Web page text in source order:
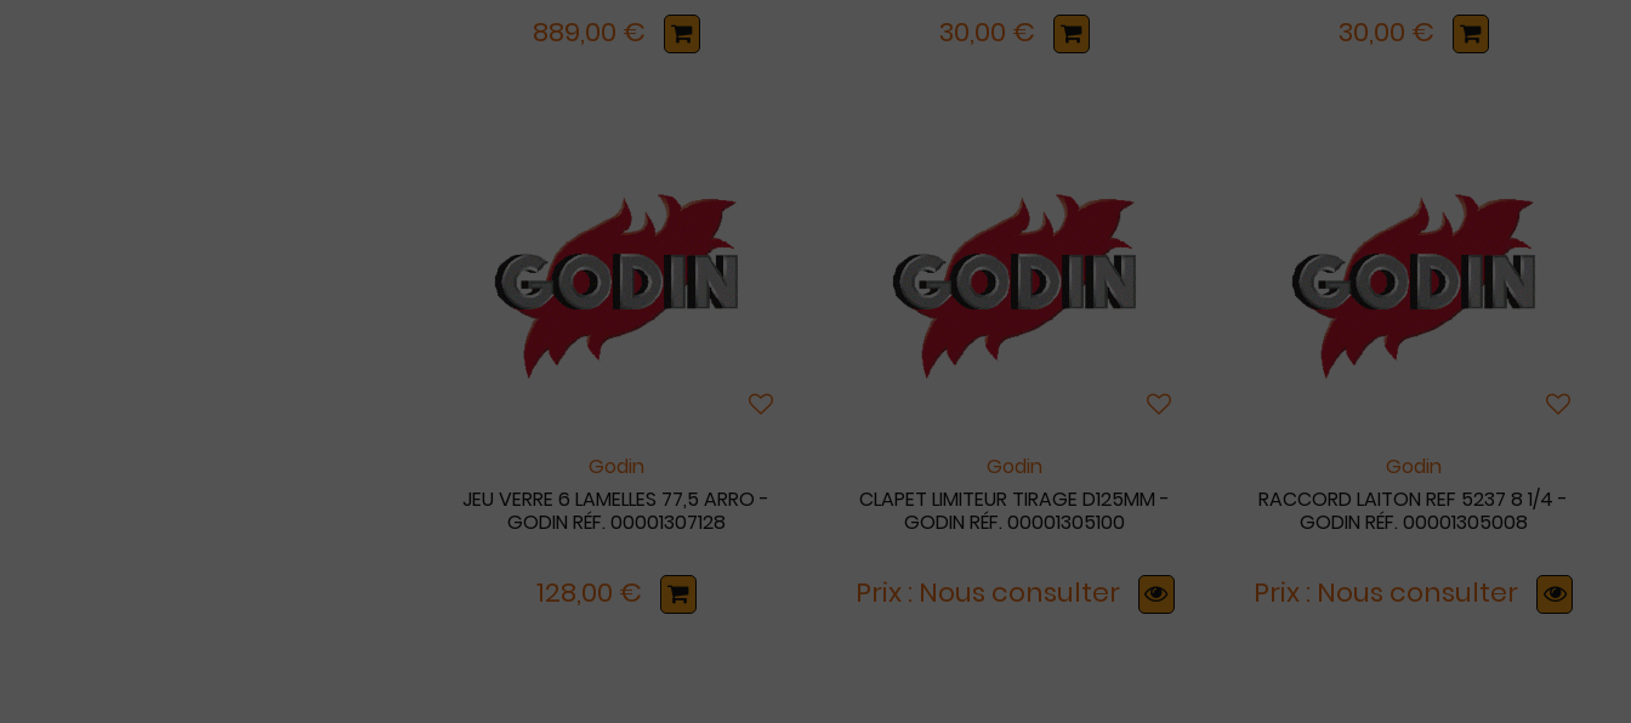
889,00 € 30,00 € 30,00 €
Godin
JEU VERRE 6 LAMELLES 77,5 ARRO -
GODIN RÉF. 00001307128
128,00 €
Godin
CLAPET LIMITEUR TIRAGE D125MM -
GODIN RÉF. 00001305100
Prix : Nous consulter
Godin
RACCORD LAITON REF 5237 8 1/4 -
GODIN RÉF. 00001305008
Prix : Nous consulter